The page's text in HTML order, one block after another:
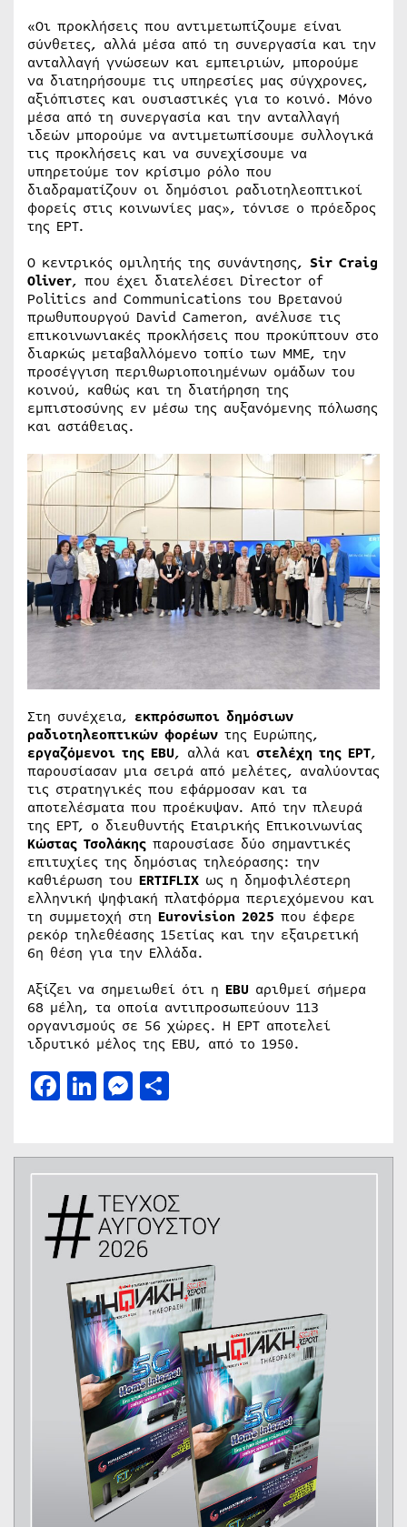
«Οι προκλήσεις που αντιμετωπίζουμε είναι
σύνθετες, αλλά μέσα από τη συνεργασία και την
ανταλλαγή γνώσεων και εμπειριών, μπορούμε
να διατηρήσουμε τις υπηρεσίες μας σύγχρονες,
αξιόπιστες και ουσιαστικές για το κοινό. Μόνο
μέσα από τη συνεργασία και την ανταλλαγή
ιδεών μπορούμε να αντιμετωπίσουμε συλλογικά
τις προκλήσεις και να συνεχίσουμε να
υπηρετούμε τον κρίσιμο ρόλο που
διαδραματίζουν οι δημόσιοι ραδιοτηλεοπτικοί
φορείς στις κοινωνίες μας», τόνισε ο πρόεδρος
της ΕΡΤ.
Ο κεντρικός ομιλητής της συνάντησης, Sir Craig
Oliver, που έχει διατελέσει Director of
Politics and Communications του Βρετανού
πρωθυπουργού David Cameron, ανέλυσε τις
επικοινωνιακές προκλήσεις που προκύπτουν στο
διαρκώς μεταβαλλόμενο τοπίο των ΜΜΕ, την
προσέγγιση περιθωριοποιημένων ομάδων του
κοινού, καθώς και τη διατήρηση της
εμπιστοσύνης εν μέσω της αυξανόμενης πόλωσης
και αστάθειας.
Στη συνέχεια, εκπρόσωποι δημόσιων
ραδιοτηλεοπτικών φορέων της Ευρώπης,
εργαζόμενοι της EBU, αλλά και στελέχη της ΕΡΤ,
παρουσίασαν μια σειρά από μελέτες, αναλύοντας
τις στρατηγικές που εφάρμοσαν και τα
αποτελέσματα που προέκυψαν. Από την πλευρά
της ΕΡΤ, ο διευθυντής Εταιρικής Επικοινωνίας
Κώστας Τσολάκης παρουσίασε δύο σημαντικές
επιτυχίες της δημόσιας τηλεόρασης: την
καθιέρωση του ERTIFLIX ως η δημοφιλέστερη
ελληνική ψηφιακή πλατφόρμα περιεχόμενου και
τη συμμετοχή στη Eurovision 2025 που έφερε
ρεκόρ τηλεθέασης 15ετίας και την εξαιρετική
6η θέση για την Ελλάδα.
Αξίζει να σημειωθεί ότι η EBU αριθμεί σήμερα
68 μέλη, τα οποία αντιπροσωπεύουν 113
οργανισμούς σε 56 χώρες. Η ΕΡΤ αποτελεί
ιδρυτικό μέλος της EBU, από το 1950.
Facebook
LinkedIn
Messenger